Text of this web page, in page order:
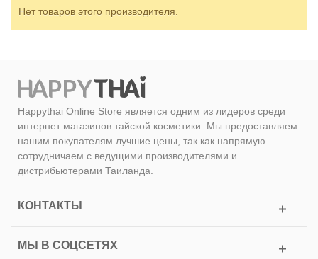
Нет товаров этого производителя.
Happythai Online Store является одним из лидеров среди
интернет магазинов тайской косметики. Мы предоставляем
нашим покупателям лучшие цены, так как напрямую
сотрудничаем с ведущими производителями и
дистрибьютерами Таиланда.
КОНТАКТЫ
МЫ В СОЦСЕТЯХ